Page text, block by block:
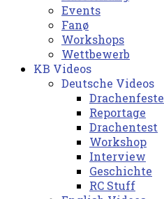
Events
Fanø
Workshops
Wettbewerb
KB Videos
Deutsche Videos
Drachenfeste
Reportage
Drachentest
Workshop
Interview
Geschichte
RC Stuff